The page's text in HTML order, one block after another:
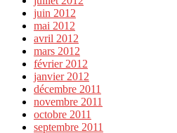
juin 2012
mai 2012
avril 2012
mars 2012
février 2012
janvier 2012
décembre 2011
novembre 2011
octobre 2011
septembre 2011